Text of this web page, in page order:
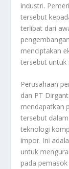
industri.
tersebut
terlibat dari
menciptakan
tersebut untuk
Perusahaan
dan PT
mendapatkan
tersebut
teknologi
impor. Ini
untuk
pada